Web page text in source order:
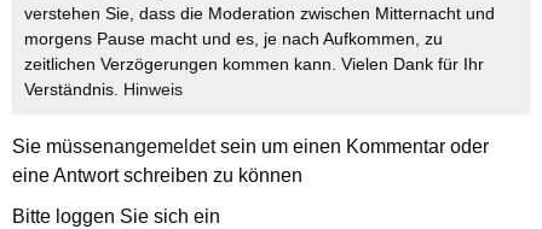
verstehen Sie, dass die Moderation zwischen Mitternacht und
morgens Pause macht und es, je nach Aufkommen, zu
zeitlichen Verzögerungen kommen kann. Vielen Dank für Ihr
Verständnis. Hinweis
Sie müssenangemeldetsein um einen Kommentar oder
eine Antwort schreiben zu können
Bitte loggen Sie sich ein